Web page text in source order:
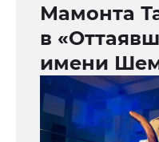
Мамонта
в
имени